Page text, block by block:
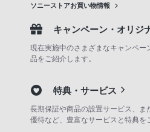
ソニーストアお買い物情報
キャンペーン・オリジ
現在実施中のさまざまなキャンペー
品をご紹介します。
特典・サービス
長期保証や商品の設置サービス、ま
優待など、豊富なサービスと特典を